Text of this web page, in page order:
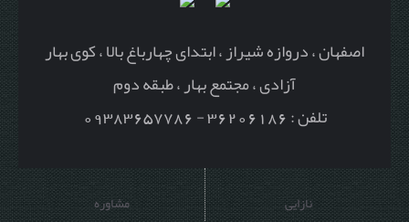
اصفهان ، دروازه شیراز ، ابتدای چهارباغ بالا ، کوی بهار
آزادی ، مجتمع بهار ، طبقه دوم
تلفن : 36206186 - 09383657786
نازایی
مشاوره